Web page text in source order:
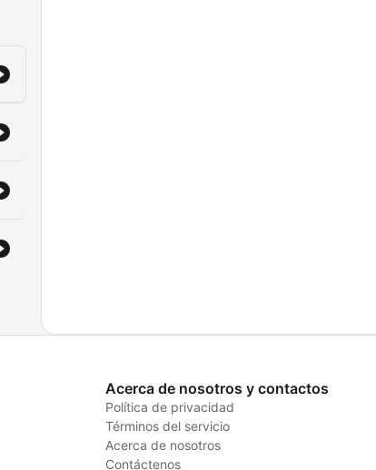
Acerca de nosotros y contactos
Política de privacidad
Términos del servicio
Acerca de nosotros
Contáctenos